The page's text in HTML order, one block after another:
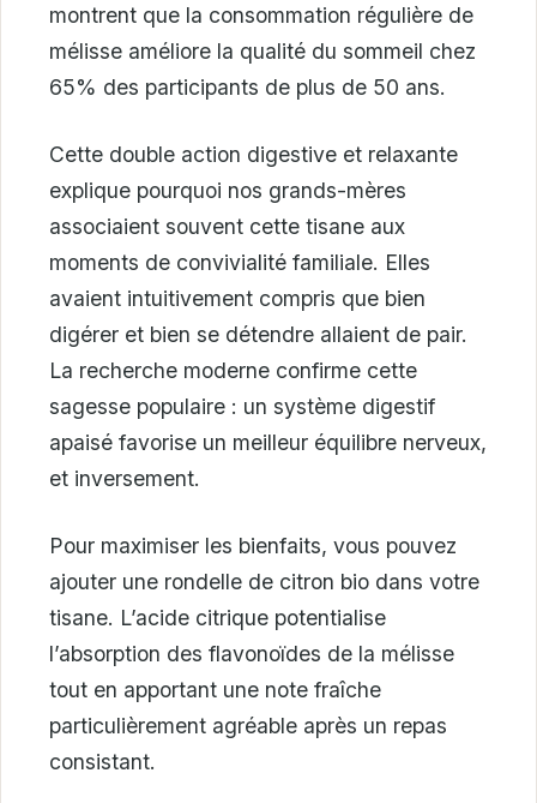
montrent que la consommation régulière de
mélisse améliore la qualité du sommeil chez
65% des participants de plus de 50 ans.
Cette double action digestive et relaxante
explique pourquoi nos grands-mères
associaient souvent cette tisane aux
moments de convivialité familiale. Elles
avaient intuitivement compris que bien
digérer et bien se détendre allaient de pair.
La recherche moderne confirme cette
sagesse populaire : un système digestif
apaisé favorise un meilleur équilibre nerveux,
et inversement.
Pour maximiser les bienfaits, vous pouvez
ajouter une rondelle de citron bio dans votre
tisane. L’acide citrique potentialise
l’absorption des flavonoïdes de la mélisse
tout en apportant une note fraîche
particulièrement agréable après un repas
consistant.